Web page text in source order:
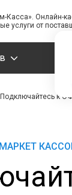
Касса». Онлайн-
услуги от
Подключайтесь к